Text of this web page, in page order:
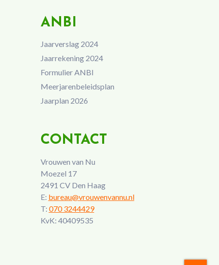
ANBI
Jaarverslag 2024
Jaarrekening 2024
Formulier ANBI
Meerjarenbeleidsplan
Jaarplan 2026
CONTACT
Vrouwen van Nu
Moezel 17
2491 CV Den Haag
E: bureau@vrouwenvannu.nl
T: 070 3244429
KvK: 40409535